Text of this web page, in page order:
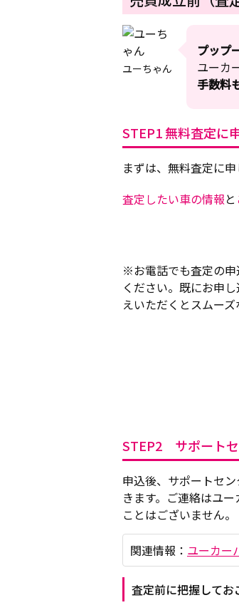
ユーちゃん
プップ
ユーカ
手数料
STEP1 無料査定に
まずは、無料査定に申
査定したい車の情報と
※お電話でも査定の申
ください。既にお申
えいただくとスムーズ
STEP2 サポートセ
申込後、サポートセ
きます。ご連絡はユ
ことはございません。
関連情報： ユーカー
査定前に把握してお